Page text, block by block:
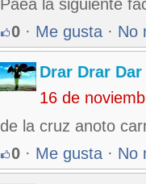
Paea la siguiente
0 · Me gusta · No
Drar Drar Dar
16 de
de la cruz anoto
0 · Me gusta · No